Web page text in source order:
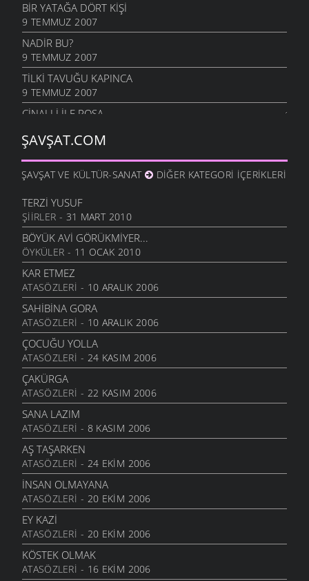
BIR YATAĞA DÖRT KIŞI
9 TEMMUZ 2007
NADİR BU?
9 TEMMUZ 2007
TILKI TAVUĞU KAPINCA
9 TEMMUZ 2007
CINALLI ILE POŞA
LAĞAP TAKMA
9 TEMMUZ 2007
MEMLEKET HAVASI
9 TEMMUZ 2007
SULOBANLININ HASTA ZİYARETİ
9 TEMMUZ 2007
GAZETE
9 TEMMUZ 2007
AVI GALIYER
9 TEMMUZ 2007
YERİNA SAYDIM GETTİ
9 TEMMUZ 2007
ŞAVŞATLI
9 TEMMUZ 2007
ŞAVTALİ VELİT AĞA
9 TEMMUZ 2007
SULOBANLI VE DENİZ
9 TEMMUZ 2007
GEMİ
9 TEMMUZ 2007
NAMAZ
9 TEMMUZ 2007
KABI KACAĞI YALAYAN KÖPEK
9 TEMMUZ 2007
LIĞLAR OLA BEÇ
ŞAVŞAT.COM
ŞAVŞAT VE KÜLTÜR-SANAT DIĞER KATEGORI İÇERIKLERI
TERZI YUSUF
ŞIIRLER - 31 MART 2010
BÖYÜK AVI GÖRÜKMIYER...
ÖYKÜLER - 11 OCAK 2010
KAR ETMEZ
ATASÖZLERI - 10 ARALIK 2006
SAHIBINA GORA
ATASÖZLERI - 10 ARALIK 2006
ÇOCUĞU YOLLA
ATASÖZLERI - 24 KASIM 2006
ÇAKÜRGA
ATASÖZLERI - 22 KASIM 2006
SANA LAZIM
ATASÖZLERI - 8 KASIM 2006
AŞ TAŞARKEN
ATASÖZLERI - 24 EKIM 2006
İNSAN OLMAYANA
ATASÖZLERI - 20 EKIM 2006
EY KAZI
ATASÖZLERI - 20 EKIM 2006
KÖSTEK OLMAK
ATASÖZLERI - 16 EKIM 2006